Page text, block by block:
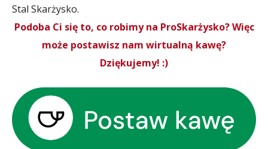
Stal Skarżysko.
Podoba Ci się to, co robimy na ProSkarżysko? Więc
może postawisz nam wirtualną kawę?
Dziękujemy! :)